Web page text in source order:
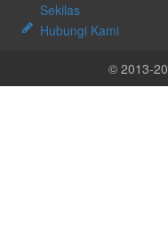
Sekilas
Hubungi Kami
© 2013-